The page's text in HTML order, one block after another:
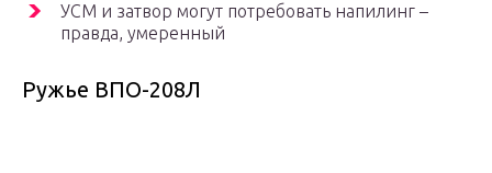
УСМ и затвор могут потребовать напилинг –
правда, умеренный
Ружье ВПО-208Л